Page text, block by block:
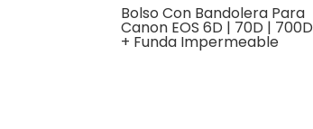
Bolso Con Bandolera Para
Canon EOS 6D | 70D | 700D
+ Funda Impermeable